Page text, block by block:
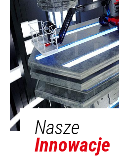
Nasze
Innowacje